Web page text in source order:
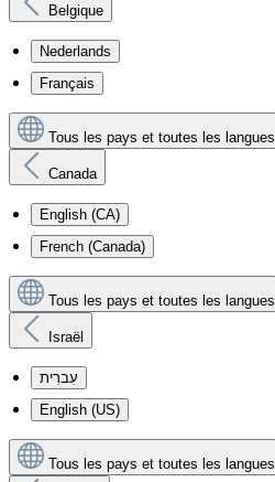
Belgique
Nederlands
Français
Tous les pays et toutes les langues
Canada
English (CA)
French (Canada)
Tous les pays et toutes les langues
Israël
עִברִית
English (US)
Tous les pays et toutes les langues